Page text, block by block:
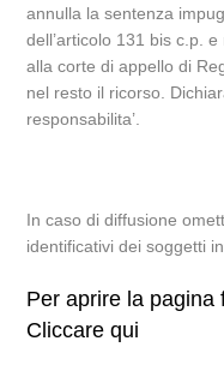
annulla la sentenza
dell’articolo 131 bis c.p.
alla corte di appello di
nel resto il ricorso.
responsabilita’.
In caso di diffusione
identificativi dei soggetti
Per aprire la pagina
Cliccare qui